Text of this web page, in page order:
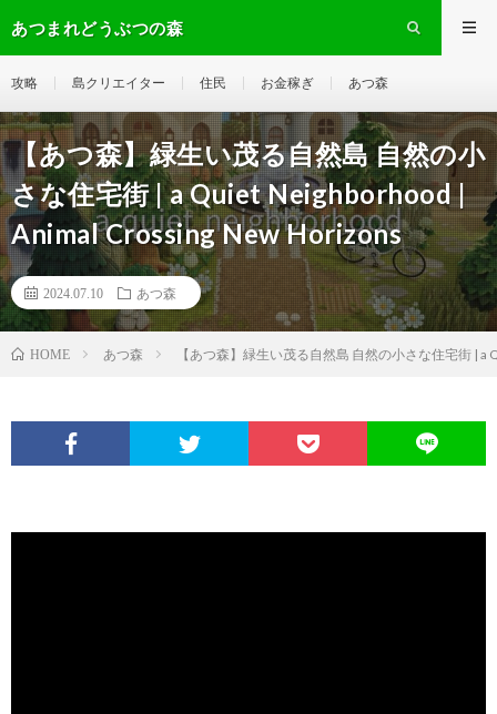
あつまれどうぶつの森
攻略 島クリエイター 住民 お金稼ぎ あつ森
【あつ森】緑生い茂る自然島 自然の小
さな住宅街 | a Quiet Neighborhood |
Animal Crossing New Horizons
2024.07.10 あつ森
HOME あつ森 【あつ森】緑生い茂る自然島 自然の小さな住宅街 |